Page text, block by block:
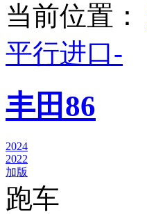
当前位置：
平行进口-
丰田86
2024
2022
加版
跑车